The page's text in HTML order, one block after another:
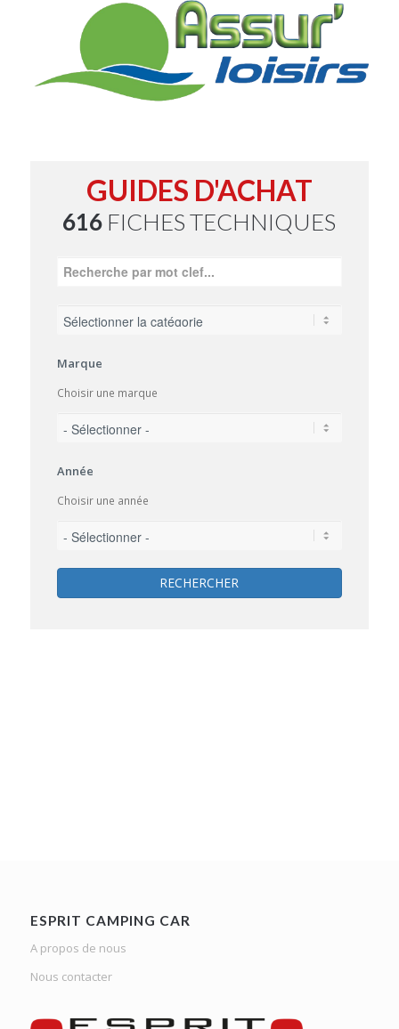
GUIDES D'ACHAT
616 FICHES TECHNIQUES
Marque
Choisir une marque
Année
Choisir une année
RECHERCHER
ESPRIT CAMPING CAR
A propos de nous
Nous contacter